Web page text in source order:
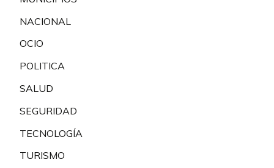
NACIONAL
OCIO
POLITICA
SALUD
SEGURIDAD
TECNOLOGÍA
TURISMO